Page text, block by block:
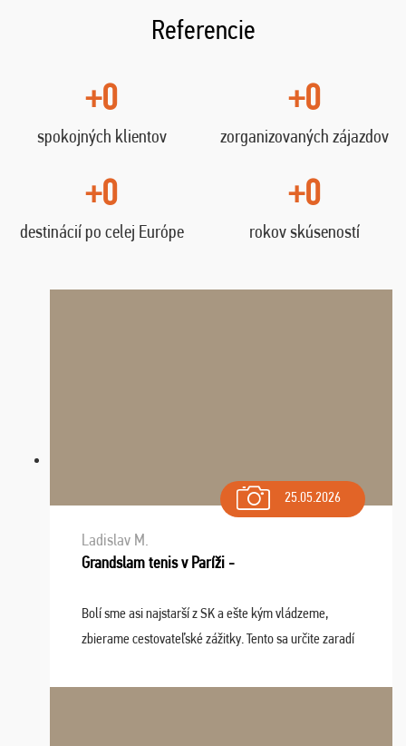
Referencie
+0
spokojných klientov
+0
zorganizovaných zájazdov
+0
destinácií po celej Európe
+0
rokov skúseností
25.05.2026
Ladislav M.
Grandslam tenis v Paríži -
Bolí sme asi najstarší z SK a ešte kým vládzeme,
zbierame cestovateľské zážitky. Tento sa určite zaradí
osudu - pohodový šefík Meďo, dobrá parti ...